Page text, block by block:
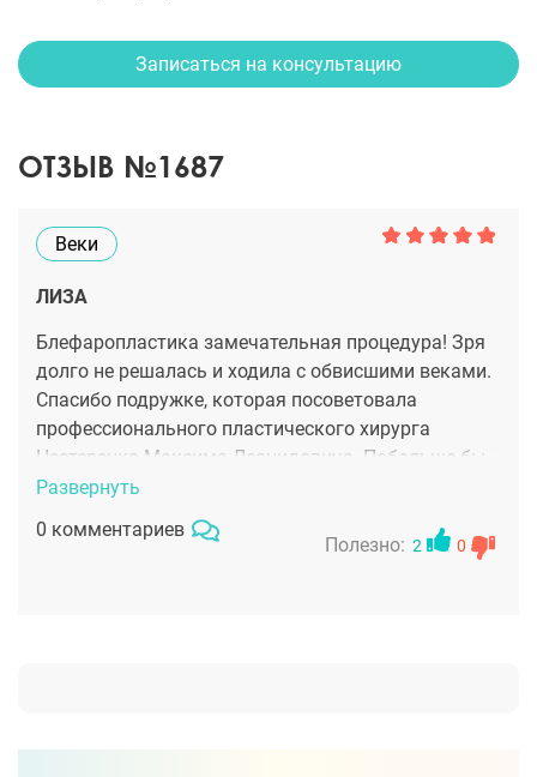
Записаться на консультацию
ОТЗЫВ №1687
Веки
ЛИЗА
Блефаропластика замечательная процедура! Зря
долго не решалась и ходила с обвисшими веками.
Спасибо подружке, которая посоветовала
профессионального пластического хирурга
Нестеренко Максима Леонидовича. Побольше бы
таких хороших врачей! Больших отеков после
операции не было и тем более рубцов. Я довольна
на все 100% тем результатом, который получила.
Развернуть
0 комментариев
Полезно: 2 0